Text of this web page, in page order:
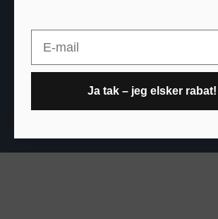
Ja tak – jeg elsker rabat!